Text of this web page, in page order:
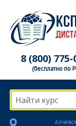
8 (800) 775-
(бесплатно по
Найти курс